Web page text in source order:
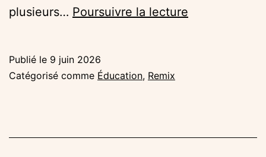
plusieurs… Poursuivre la lecture
Publié le 9 juin 2026
Catégorisé comme Éducation, Remix